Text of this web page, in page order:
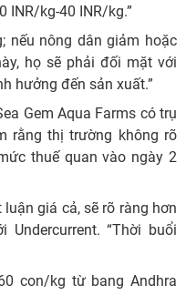
INR/kg-40 INR/kg.”
nếu nông dân giảm hoặc
họ sẽ phải đối mặt với
hưởng đến sản xuất.”
Gem Aqua Farms có trụ
rằng thị trường không rõ
thuế quan vào ngày 2
giá cả, sẽ rõ ràng hơn
“Thời buổi
con/kg từ bang Andhra